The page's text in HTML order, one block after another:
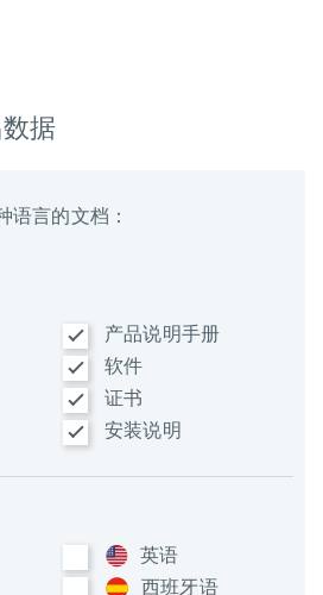
数据
语言的文档：
产品说明手册
软件
证书
安装说明
英语
西班牙语